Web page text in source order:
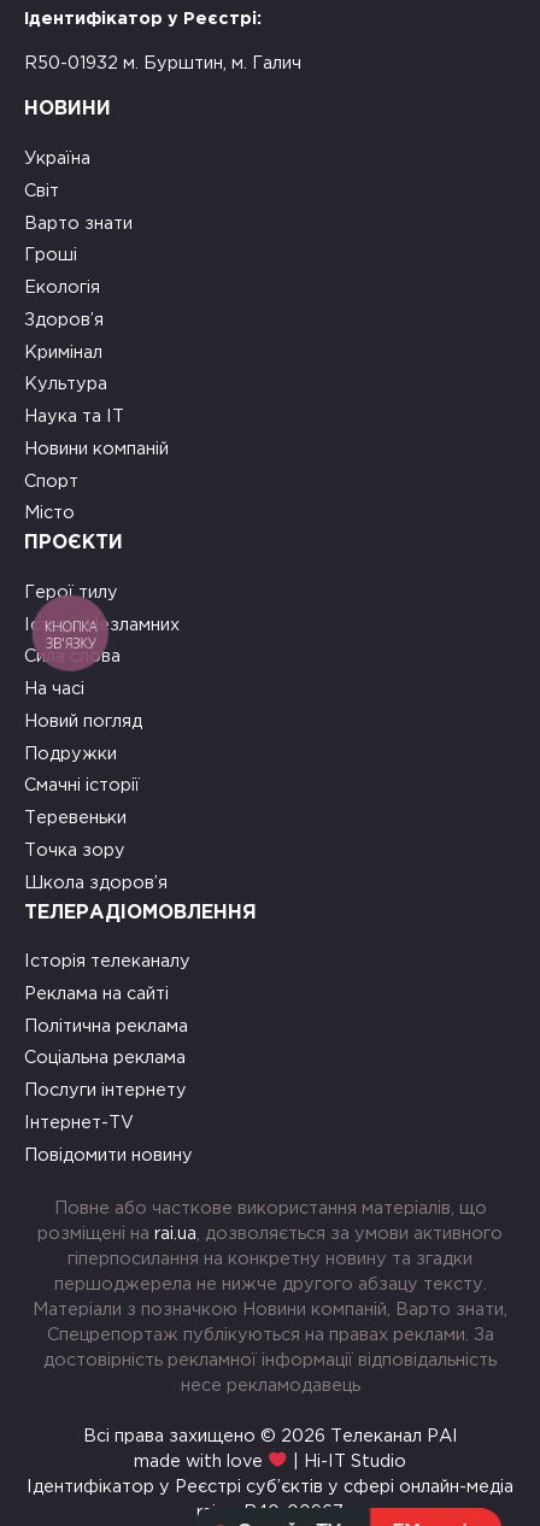
Ідентифікатор у Реєстрі:
R50-01932 м. Бурштин, м. Галич
НОВИНИ
Україна
Світ
Варто знати
Гроші
Екологія
Здоров’я
Кримінал
Культура
Наука та ІТ
Новини компаній
Спорт
Місто
ПРОЄКТИ
Герої тилу
Історії Незламних
Сила слова
На часі
Новий погляд
Подружки
Смачні історії
Теревеньки
Точка зору
Школа здоров’я
ТЕЛЕРАДІОМОВЛЕННЯ
Історія телеканалу
Реклама на сайті
Політична реклама
Соціальна реклама
Послуги інтернету
Інтернет-TV
Повідомити новину
Повне або часткове використання матеріалів, що
розміщені на rai.ua , дозволяється за умови активного
гіперпосилання на конкретну новину та згадки
першоджерела не нижче другого абзацу тексту.
Матеріали з позначкою Новини компаній, Варто знати,
Спецрепортаж публікуються на правах реклами. За
достовірність рекламної інформації відповідальність
несе рекламодавець
Всі права захищено © 2026 Телеканал РАІ
made with love
| Hi-IT Studio
Ідентифікатор у Реєстрі суб’єктів у сфері онлайн-медіа
rai.ua R40-00967
КНОПКА
ЗВ'ЯЗКУ